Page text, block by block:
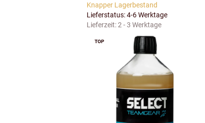
Knapper Lagerbestand
Lieferstatus: 4-6 Werktage
Lieferzeit:2 - 3 Werktage
TOP